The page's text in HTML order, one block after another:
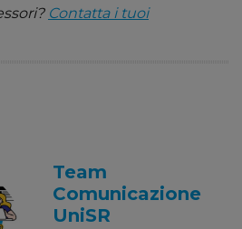
Contatta i tuoi
Team
Comunicazione
UniSR